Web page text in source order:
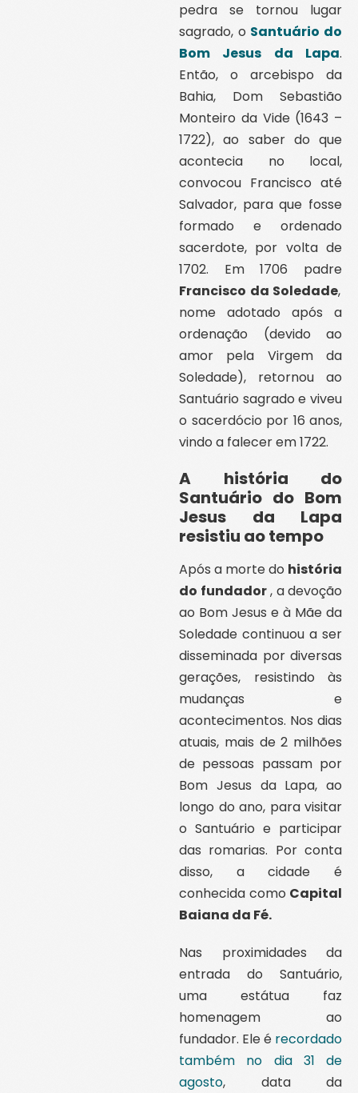
pedra se tornou lugar
sagrado, o Santuário do
Bom Jesus da Lapa.
Então, o arcebispo da
Bahia, Dom Sebastião
Monteiro da Vide (1643 –
1722), ao saber do que
acontecia no local,
convocou Francisco até
Salvador, para que fosse
formado e ordenado
sacerdote, por volta de
1702. Em 1706 padre
Francisco da Soledade,
nome adotado após a
ordenação (devido ao
amor pela Virgem da
Soledade), retornou ao
Santuário sagrado e viveu
o sacerdócio por 16 anos,
vindo a falecer em 1722.
A história do
Santuário do Bom
Jesus da Lapa
resistiu ao tempo
Após a morte do história
do fundador, a devoção
ao Bom Jesus e à Mãe da
Soledade continuou a ser
disseminada por diversas
gerações, resistindo às
mudanças e
acontecimentos. Nos dias
atuais, mais de 2 milhões
de pessoas passam por
Bom Jesus da Lapa, ao
longo do ano, para visitar
o Santuário e participar
das romarias. Por conta
disso, a cidade é
conhecida como Capital
Baiana da Fé.
Nas proximidades da
entrada do Santuário,
uma estátua faz
homenagem ao
fundador. Ele é recordado
também no dia 31 de
agosto, data da